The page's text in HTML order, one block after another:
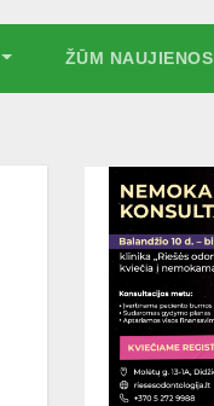
ŽŪM NAUJIENOS